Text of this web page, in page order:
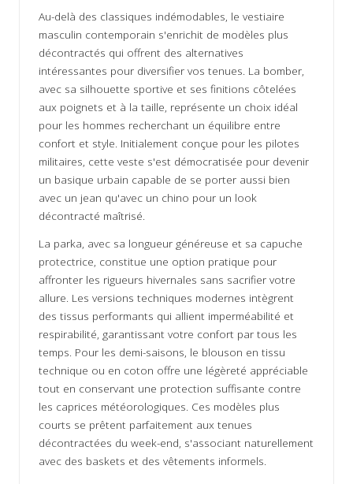
Au-delà des classiques indémodables, le vestiaire
masculin contemporain s'enrichit de modèles plus
décontractés qui offrent des alternatives
intéressantes pour diversifier vos tenues. La bomber,
avec sa silhouette sportive et ses finitions côtelées
aux poignets et à la taille, représente un choix idéal
pour les hommes recherchant un équilibre entre
confort et style. Initialement conçue pour les pilotes
militaires, cette veste s'est démocratisée pour devenir
un basique urbain capable de se porter aussi bien
avec un jean qu'avec un chino pour un look
décontracté maîtrisé.
La parka, avec sa longueur généreuse et sa capuche
protectrice, constitue une option pratique pour
affronter les rigueurs hivernales sans sacrifier votre
allure. Les versions techniques modernes intègrent
des tissus performants qui allient imperméabilité et
respirabilité, garantissant votre confort par tous les
temps. Pour les demi-saisons, le blouson en tissu
technique ou en coton offre une légèreté appréciable
tout en conservant une protection suffisante contre
les caprices météorologiques. Ces modèles plus
courts se prêtent parfaitement aux tenues
décontractées du week-end, s'associant naturellement
avec des baskets et des vêtements informels.